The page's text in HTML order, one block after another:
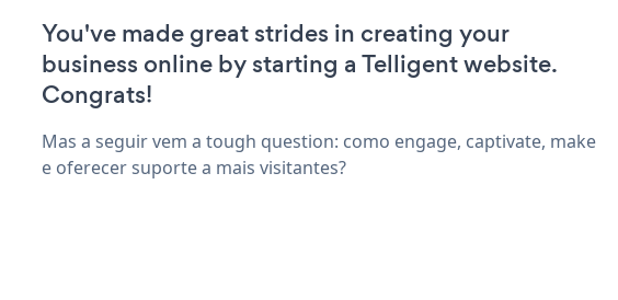
You've made great strides in creating your
business online by starting a Telligent website.
Congrats!
Mas a seguir vem a tough question: como engage, captivate, make
e oferecer suporte a mais visitantes?